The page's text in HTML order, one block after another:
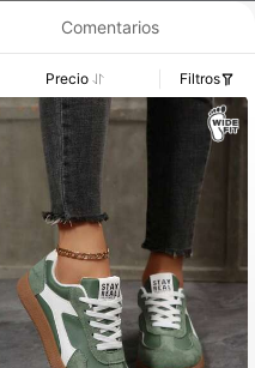
Comentarios
Precio Filtros